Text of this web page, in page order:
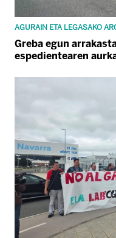
AGURAIN ETA LEGASAKO
Greba egun
espedientearen